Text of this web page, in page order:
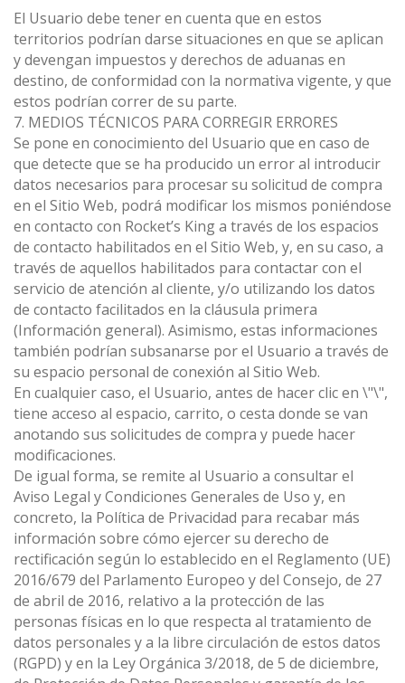
El Usuario debe tener en cuenta que en estos
territorios podrían darse situaciones en que se aplican
y devengan impuestos y derechos de aduanas en
destino, de conformidad con la normativa vigente, y que
estos podrían correr de su parte.
7. MEDIOS TÉCNICOS PARA CORREGIR ERRORES
Se pone en conocimiento del Usuario que en caso de
que detecte que se ha producido un error al introducir
datos necesarios para procesar su solicitud de compra
en el Sitio Web, podrá modificar los mismos poniéndose
en contacto con Rocket’s King a través de los espacios
de contacto habilitados en el Sitio Web, y, en su caso, a
través de aquellos habilitados para contactar con el
servicio de atención al cliente, y/o utilizando los datos
de contacto facilitados en la cláusula primera
(Información general). Asimismo, estas informaciones
también podrían subsanarse por el Usuario a través de
su espacio personal de conexión al Sitio Web.
En cualquier caso, el Usuario, antes de hacer clic en \"\",
tiene acceso al espacio, carrito, o cesta donde se van
anotando sus solicitudes de compra y puede hacer
modificaciones.
De igual forma, se remite al Usuario a consultar el
Aviso Legal y Condiciones Generales de Uso y, en
concreto, la Política de Privacidad para recabar más
información sobre cómo ejercer su derecho de
rectificación según lo establecido en el Reglamento (UE)
2016/679 del Parlamento Europeo y del Consejo, de 27
de abril de 2016, relativo a la protección de las
personas físicas en lo que respecta al tratamiento de
datos personales y a la libre circulación de estos datos
(RGPD) y en la Ley Orgánica 3/2018, de 5 de diciembre,